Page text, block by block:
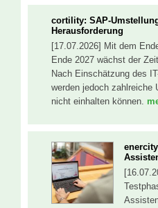
cortility: SAP-
Herausforderung
[17.07.2026] Mit dem
Ende 2027 wächst der
Nach Einschätzung des
werden jedoch zahlreiche
nicht einhalten können.